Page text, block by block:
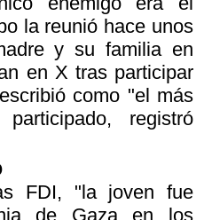
la reunió hace unos
y su familia en
en X tras participar
como "el más
registró
FDI, "la joven fue
de Gaza en los